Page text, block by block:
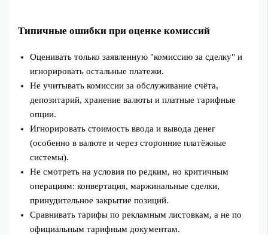
Типичные ошибки при оценке комиссий
Оценивать только заявленную "комиссию за сделку" и
игнорировать остальные платежи.
Не учитывать комиссии за обслуживание счёта,
депозитарий, хранение валюты и платные тарифные
опции.
Игнорировать стоимость ввода и вывода денег
(особенно в валюте и через сторонние платёжные
системы).
Не смотреть на условия по редким, но критичным
операциям: конвертация, маржинальные сделки,
принудительное закрытие позиций.
Сравнивать тарифы по рекламным листовкам, а не по
официальным тарифным документам.